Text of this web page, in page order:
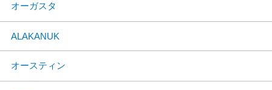
オーガスタ
ALAKANUK
オースティン